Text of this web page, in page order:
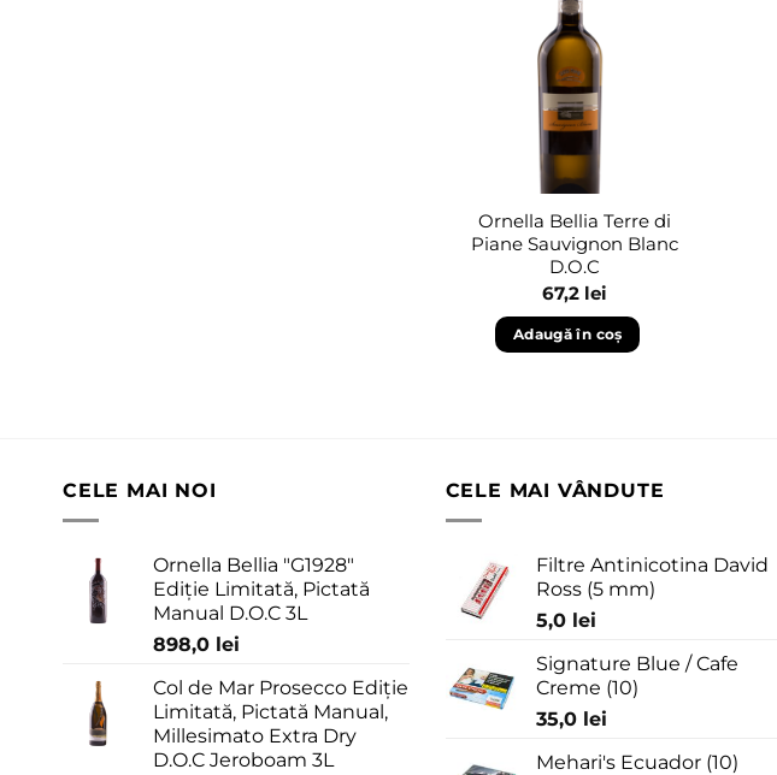
Ornella Bellia Terre di
Piane Sauvignon Blanc
D.O.C
67,2 lei
Adaugă în coș
CELE MAI NOI
Ornella Bellia "G1928"
Ediție Limitată, Pictată
Manual D.O.C 3L
898,0 lei
Col de Mar Prosecco Ediție
Limitată, Pictată Manual,
Millesimato Extra Dry
D.O.C Jeroboam 3L
CELE MAI VÂNDUTE
Filtre Antinicotina David
Ross (5 mm)
5,0 lei
Signature Blue / Cafe
Creme (10)
35,0 lei
Mehari's Ecuador (10)